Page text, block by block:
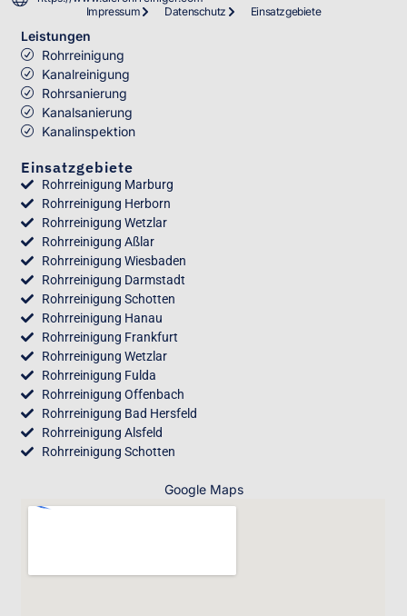
Impressum
Datenschutz Einsatzgebiete
Leistungen
Rohrreinigung
Kanalreinigung
Rohrsanierung
Kanalsanierung
Kanalinspektion
Einsatzgebiete
Rohrreinigung Marburg
Rohrreinigung Herborn
Rohrreinigung Wetzlar
Rohrreinigung Aßlar
Rohrreinigung Wiesbaden
Rohrreinigung Darmstadt
Rohrreinigung Schotten
Rohrreinigung Hanau
Rohrreinigung Frankfurt
Rohrreinigung Wetzlar
Rohrreinigung Fulda
Rohrreinigung Offenbach
Rohrreinigung Bad Hersfeld
Rohrreinigung Alsfeld
Rohrreinigung Schotten
Google Maps